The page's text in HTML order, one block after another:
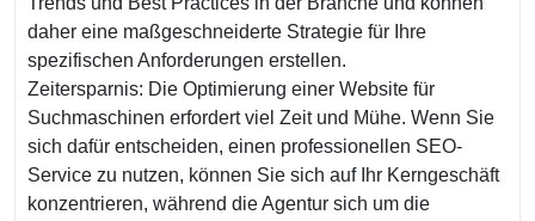
daher eine maßgeschneiderte Strategie für Ihre
spezifischen Anforderungen erstellen.
Zeitersparnis: Die Optimierung einer Website für
Suchmaschinen erfordert viel Zeit und Mühe. Wenn Sie
sich dafür entscheiden, einen professionellen SEO-
Service zu nutzen, können Sie sich auf Ihr Kerngeschäft
konzentrieren, während die Agentur sich um die